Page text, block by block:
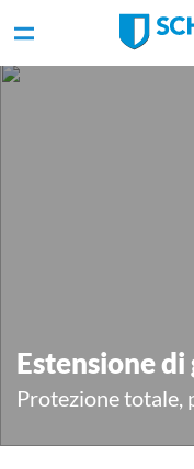
Estensione
Protezione totale,